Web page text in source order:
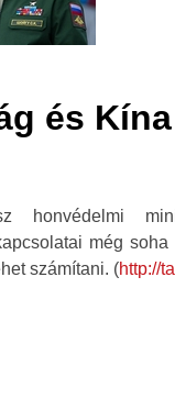
és
honvédelmi
még
számítani. (http://